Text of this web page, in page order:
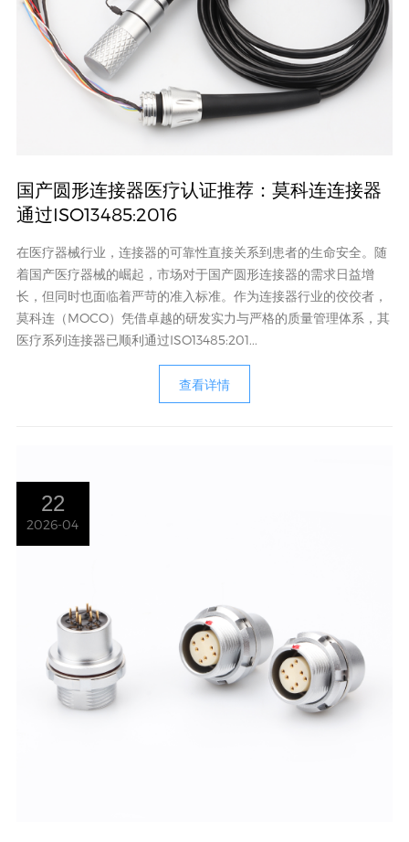
国产圆形连接器医疗认证推荐：莫科连连接器
通过ISO13485:2016
在医疗器械行业，连接器的可靠性直接关系到患者的生命安全。随
着国产医疗器械的崛起，市场对于国产圆形连接器的需求日益增
长，但同时也面临着严苛的准入标准。作为连接器行业的佼佼者，
莫科连（MOCO）凭借卓越的研发实力与严格的质量管理体系，其
医疗系列连接器已顺利通过ISO13485:201...
查看详情
22
2026-04